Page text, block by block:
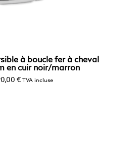
à boucle fer à cheval
en cuir noir/marron
€ TVA incluse